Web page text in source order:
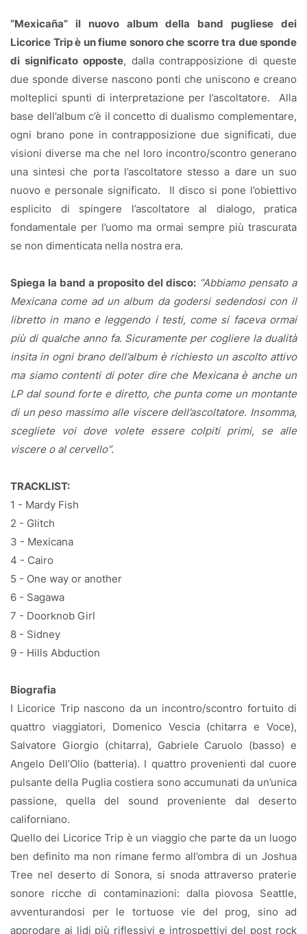
“Mexicaña” il nuovo album della band pugliese dei
Licorice Trip è un fiume sonoro che scorre tra due sponde
di significato opposte, dalla contrapposizione di queste
due sponde diverse nascono ponti che uniscono e creano
molteplici spunti di interpretazione per l’ascoltatore.
Alla
base dell’album c’è il concetto di dualismo complementare,
ogni brano pone in contrapposizione due significati, due
visioni diverse ma che nel loro incontro/scontro generano
una sintesi che porta l’ascoltatore stesso a dare un suo
nuovo e personale significato.
Il disco si pone l’obiettivo
esplicito di spingere l’ascoltatore al dialogo, pratica
fondamentale per l’uomo ma ormai sempre più trascurata
se non dimenticata nella nostra era.
Spiega la band a proposito del disco: “Abbiamo pensato a
Mexicana come ad un album da godersi sedendosi con il
libretto in mano e leggendo i testi, come si faceva ormai
più di qualche anno fa. Sicuramente per cogliere la dualità
insita in ogni brano dell’album è richiesto un ascolto attivo
ma siamo contenti di poter dire che Mexicana è anche un
LP dal sound forte e diretto, che punta come un montante
di un peso massimo alle viscere dell’ascoltatore. Insomma,
scegliete voi dove volete essere colpiti primi, se alle
viscere o al cervello”.
TRACKLIST:
1 - Mardy Fish
2 - Glitch
3 - Mexicana
4 - Cairo
5 - One way or another
6 - Sagawa
7 - Doorknob Girl
8 - Sidney
9 - Hills Abduction
Biografia
I Licorice Trip nascono da un incontro/scontro fortuito di
quattro viaggiatori, Domenico Vescia (chitarra e Voce),
Salvatore Giorgio (chitarra), Gabriele Caruolo (basso) e
Angelo Dell’Olio (batteria). I quattro provenienti dal cuore
pulsante della Puglia costiera sono accumunati da un’unica
passione, quella del sound proveniente dal deserto
californiano.
Quello dei Licorice Trip è un viaggio che parte da un luogo
ben definito ma non rimane fermo all’ombra di un Joshua
Tree nel deserto di Sonora, si snoda attraverso praterie
sonore ricche di contaminazioni: dalla piovosa Seattle,
avventurandosi per le tortuose vie del prog, sino ad
approdare ai lidi più riflessivi e introspettivi del post rock